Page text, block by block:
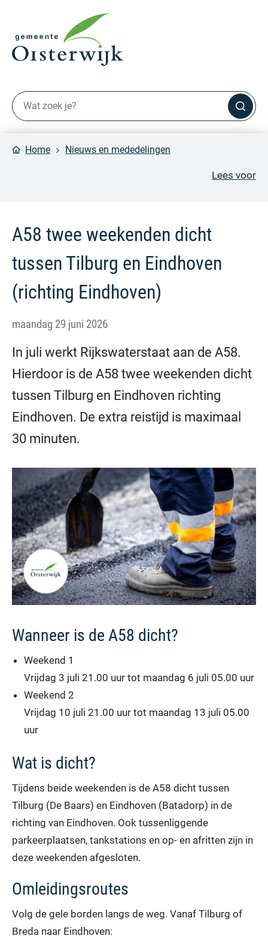
Home Nieuws en mededelingen
Lees voor
A58 twee weekenden dicht
tussen Tilburg en Eindhoven
(richting Eindhoven)
maandag 29 juni 2026
In juli werkt Rijkswaterstaat aan de A58.
Hierdoor is de A58 twee weekenden dicht
tussen Tilburg en Eindhoven richting
Eindhoven. De extra reistijd is maximaal
30 minuten.
Wanneer is de A58 dicht?
Weekend 1
Vrijdag 3 juli 21.00 uur tot maandag 6 juli 05.00 uur
Weekend 2
Vrijdag 10 juli 21.00 uur tot maandag 13 juli 05.00
uur
Wat is dicht?
Tijdens beide weekenden is de A58 dicht tussen
Tilburg (De Baars) en Eindhoven (Batadorp) in de
richting van Eindhoven. Ook tussenliggende
parkeerplaatsen, tankstations en op- en afritten zijn in
deze weekenden afgesloten.
Omleidingsroutes
Volg de gele borden langs de weg. Vanaf Tilburg of
Breda naar Eindhoven: